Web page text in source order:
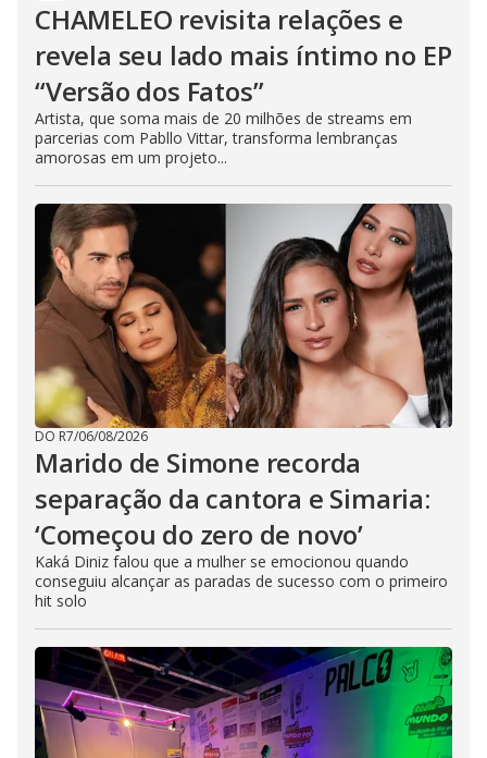
CHAMELEO revisita relações e
revela seu lado mais íntimo no EP
“Versão dos Fatos”
Artista, que soma mais de 20 milhões de streams em
parcerias com Pabllo Vittar, transforma lembranças
amorosas em um projeto...
DO R7/06/08/2026
Marido de Simone recorda
separação da cantora e Simaria:
‘Começou do zero de novo’
Kaká Diniz falou que a mulher se emocionou quando
conseguiu alcançar as paradas de sucesso com o primeiro
hit solo